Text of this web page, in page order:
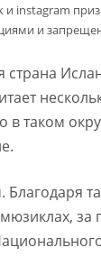
и instagram
и
в таком
Благодаря